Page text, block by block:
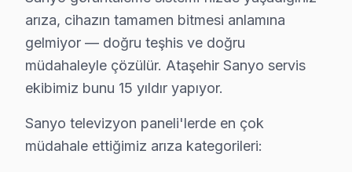
Ataşehir'de İtibar: Ataşehir ve çevresinde tercih edilen
Bizi bir kez deneyin, farkı görün. 0850 811 14 36
Uzman Sanyo Teknisyen Ekibimiz
Ataşehir Sanyo Teknik servis'in başarısı, Ataşehir
• Ataşehir'de Sanyo Yetkili Hizmet Sertifikasyonu
arıza, cihazın tamamen bitmesi anlamına
gelmiyor — doğru teşhis ve doğru
müdahaleyle çözülür. Ataşehir Sanyo servis
ekibimiz bunu 15 yıldır yapıyor.
Sanyo televizyon paneli'lerde en çok
müdahale ettiğimiz arıza kategorileri: